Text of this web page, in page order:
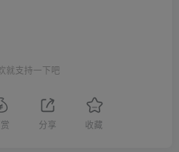
就支持一下吧
分享 收藏